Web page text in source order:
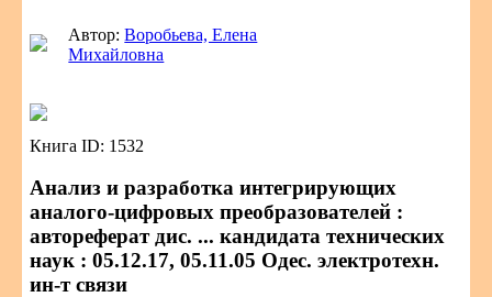
Автор:Воробьева, Елена
Михайловна
Книга ID: 1532
Анализ и разработка интегрирующих
аналого-цифровых преобразователей :
автореферат дис. ... кандидата технических
наук : 05.12.17, 05.11.05 Одес. электротехн.
ин-т связи